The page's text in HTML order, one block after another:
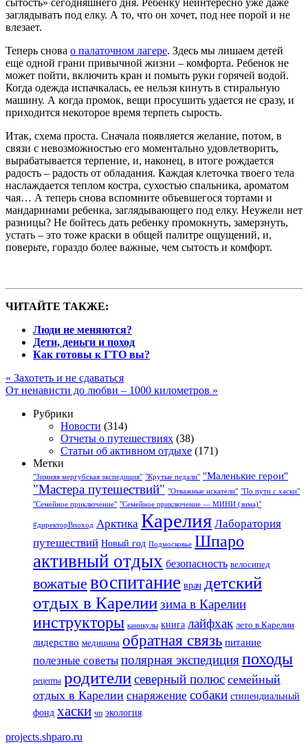
сытость» сегодняшнего дня. Ребенку неинтересно уже даже
заглядывать под елку. А то, что он хочет, под нее порой и не
влезает.
Теперь снова о палаточном лагере. Здесь мы лишаем детей
еще одной грани привычной жизни – комфорта. Ребенок не
может пойти, включить кран и помыть руки горячей водой.
Когда одежда испачкалась, ее нельзя кинуть в стиральную
машину. А когда промок, вещи просушить удается не сразу, и
приходится некоторое время терпеть сырость.
Итак, схема проста. Сначала появляется желание, потом, в
связи с невозможностью его моментально удовлетворить,
вырабатывается терпение, и, наконец, в итоге рождается
радость – радость от обладания. Каждая клеточка твоего тела
наслаждается теплом костра, сухостью спальника, ароматом
чая… А теперь снова вспомните объевшегося тортами и
мандаринами ребенка, заглядывающего под елку. Неужели нет
разницы? Не бойтесь дать ребенку промокнуть, замерзнуть,
устать – это тоже краски в общей палитре ощущений, и,
поверьте, гораздо более важные, чем сытость и комфорт.
ЧИТАЙТЕ ТАКЖЕ:
Люди не меняются?
Дети, деньги и поход
Как готовы к ГТО вы?
« Захотеть и не сдаваться
От ненависти до любви – 1000 километров »
Рубрики
Новости (314)
Отчеты о путешествиях (38)
Статьи об активном отдыхе (171)
Метки
"Зимняя мергубская экспедиция" "Крутые педали" "Маленькие герои"
"Мастера путешествий" "Отважные искатели" "По пути с хаски"
"Семейное приключение" "Семейное приключение — МИНИ (зима)"
#директорВпоход Арктика Карелия Лаборатория
путешествий Новый год Подмосковье Шпаро
активный отдых безопасность велосипед
вожатые воспитание врач детский
отдых в Карелиизима в Карелии
инструкторы каникулы книга лайфхак лето в Карелии
лидерство медицина обратная связь питание
полезные советы полярная экспедицияпоходы
рецепты родителисеверный полюс семейный
отдых в Карелии снаряжение собаки стипендиальный
фонд хаски чп экология
projects.shparo.ru